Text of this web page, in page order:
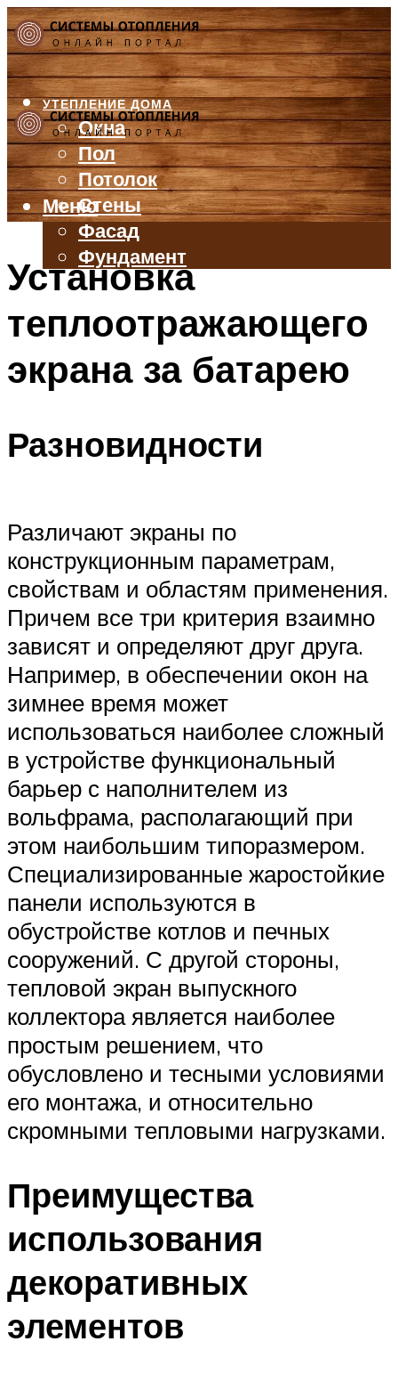
УТЕПЛЕНИЕ ДОМА
Окна
Пол
Потолок
Стены
Фасад
Фундамент
БАЛКОН И ЛОДЖИЯ
ВЕНТИЛЯЦИЯ
ТРУБЫ
Меню
Установка
теплоотражающего
экрана за батарею
Разновидности
Различают экраны по
конструкционным параметрам,
свойствам и областям применения.
Причем все три критерия взаимно
зависят и определяют друг друга.
Например, в обеспечении окон на
зимнее время может
использоваться наиболее сложный
в устройстве функциональный
барьер с наполнителем из
вольфрама, располагающий при
этом наибольшим типоразмером.
Специализированные жаростойкие
панели используются в
обустройстве котлов и печных
сооружений. С другой стороны,
тепловой экран выпускного
коллектора является наиболее
простым решением, что
обусловлено и тесными условиями
его монтажа, и относительно
скромными тепловыми нагрузками.
Преимущества
использования
декоративных
элементов